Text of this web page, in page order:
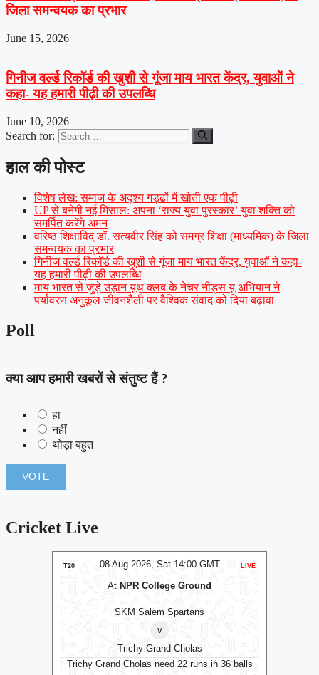
जिला समन्वयक का प्रभार
June 15, 2026
गिनीज वर्ल्ड रिकॉर्ड की खुशी से गूंजा माय भारत केंद्र, युवाओं ने
कहा- यह हमारी पीढ़ी की उपलब्धि
June 10, 2026
Search for:
हाल की पोस्ट
विशेष लेख: समाज के अदृश्य गड्ढों में खोती एक पीढ़ी
UP से बनेगी नई मिसाल: अपना ‘राज्य युवा पुरस्कार’ युवा शक्ति को
समर्पित करेंगे अमन
वरिष्ठ शिक्षाविद् डॉ. सत्यवीर सिंह को समग्र शिक्षा (माध्यमिक) के जिला
समन्वयक का प्रभार
गिनीज वर्ल्ड रिकॉर्ड की खुशी से गूंजा माय भारत केंद्र, युवाओं ने कहा-
यह हमारी पीढ़ी की उपलब्धि
माय भारत से जुड़े उड़ान यूथ क्लब के नेचर नीड्स यू अभियान ने
पर्यावरण अनुकूल जीवनशैली पर वैश्विक संवाद को दिया बढ़ावा
Poll
क्या आप हमारी खबरों से संतुष्ट हैं ?
हा
नहीं
थोड़ा बहुत
Cricket Live
08 Aug 2026, Sat 14:00 GMT
T20 LIVE
At NPR College Ground
SKM Salem Spartans
v
Trichy Grand Cholas
Trichy Grand Cholas need 22 runs in 36 balls